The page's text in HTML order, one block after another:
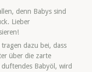
denn Babys sind
Lieber
tragen dazu bei, dass
über die zarte
Babyöl, wird